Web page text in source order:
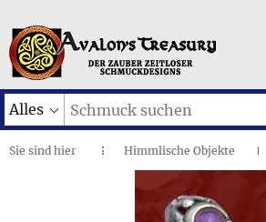
Alles
Sie sind hier ◌ Himmlische Objekte I
Mond • Ring mit Edelstein